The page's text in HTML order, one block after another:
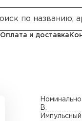
Оплата и доставка
В: